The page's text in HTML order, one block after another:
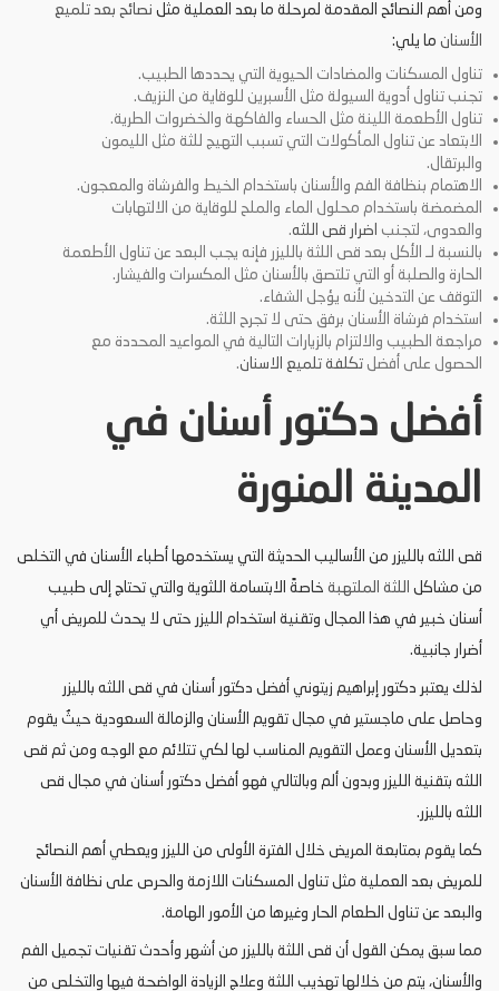
ومن أهم النصائح المقدمة لمرحلة ما بعد العملية مثل نصائح بعد تلميع
الأسنان ما يلي:
تناول المسكنات والمضادات الحيوية التي يحددها الطبيب.
تجنب تناول أدوية السيولة مثل الأسبرين للوقاية من النزيف.
تناول الأطعمة اللينة مثل الحساء والفاكهة والخضروات الطرية.
الابتعاد عن تناول المأكولات التي تسبب التهيج للثة مثل الليمون
والبرتقال.
الاهتمام بنظافة الفم والأسنان باستخدام الخيط والفرشاة والمعجون.
المضمضة باستخدام محلول الماء والملح للوقاية من الالتهابات
والعدوى، لتجنب اضرار قص اللثه.
بالنسبة لـ الأكل بعد قص اللثة بالليزر فإنه يجب البعد عن تناول الأطعمة
الحارة والصلبة أو التي تلتصق بالأسنان مثل المكسرات والفيشار.
التوقف عن التدخين لأنه يؤجل الشفاء.
استخدام فرشاة الأسنان برفق حتى لا تجرح اللثة.
مراجعة الطبيب والالتزام بالزيارات التالية في المواعيد المحددة مع
الحصول على أفضل تكلفة تلميع الاسنان.
أفضل دكتور أسنان في
المدينة المنورة
قص اللثه بالليزر من الأساليب الحديثة التي يستخدمها أطباء الأسنان في التخلص
من مشاكل اللثة الملتهبة خاصةً الابتسامة اللثوية والتي تحتاج إلى طبيب
أسنان خبير في هذا المجال وتقنية استخدام الليزر حتى لا يحدث للمريض أي
أضرار جانبية.
لذلك يعتبر دكتور إبراهيم زيتوني أفضل دكتور أسنان في قص اللثه بالليزر
وحاصل على ماجستير في مجال تقويم الأسنان والزمالة السعودية حيثُ يقوم
بتعديل الأسنان وعمل التقويم المناسب لها لكي تتلائم مع الوجه ومن ثم قص
اللثه بتقنية الليزر وبدون ألم وبالتالي فهو أفضل دكتور أسنان في مجال قص
اللثه بالليزر.
كما يقوم بمتابعة المريض خلال الفترة الأولى من الليزر ويعطي أهم النصائح
للمريض بعد العملية مثل تناول المسكنات اللازمة والحرص على نظافة الأسنان
والبعد عن تناول الطعام الحار وغيرها من الأمور الهامة.
مما سبق يمكن القول أن قص اللثة بالليزر من أشهر وأحدث تقنيات تجميل الفم
والأسنان، يتم من خلالها تهذيب اللثة وعلاج الزيادة الواضحة فيها والتخلص من